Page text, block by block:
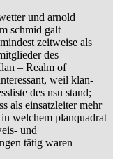
und arnold
schmid galt
zeitweise als
des
– Realm of
weil klan-
des nsu stand;
als einsatzleiter mehr
welchem planquadrat
und
tätig waren